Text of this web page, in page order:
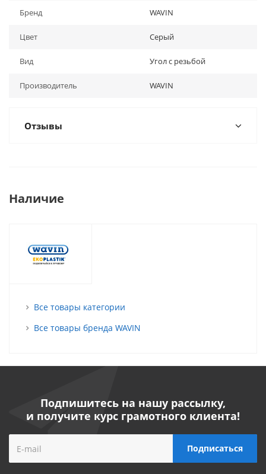
Бренд WAVIN
Цвет Серый
Вид Угол с резьбой
Производитель WAVIN
Отзывы
Наличие
Все товары категории
Все товары бренда WAVIN
Подпишитесь на нашу рассылку,
и получите курс грамотного клиента!